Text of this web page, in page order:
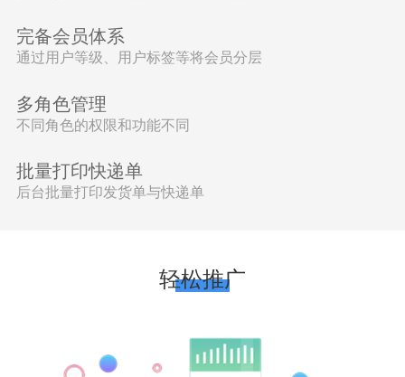
完备会员体系
通过用户等级、用户标签等将会员分层
多角色管理
不同角色的权限和功能不同
批量打印快递单
后台批量打印发货单与快递单
轻松推广